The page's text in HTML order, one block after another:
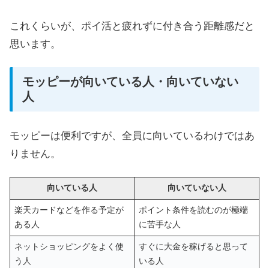
これくらいが、ポイ活と疲れずに付き合う距離感だと
思います。
モッピーが向いている人・向いていない
人
モッピーは便利ですが、全員に向いているわけではあ
りません。
向いている人 向いていない人
楽天カードなどを作る予定が
ある人
ポイント条件を読むのが極端
に苦手な人
ネットショッピングをよく使
う人
すぐに大金を稼げると思って
いる人